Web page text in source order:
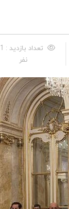
تعداد
نفر